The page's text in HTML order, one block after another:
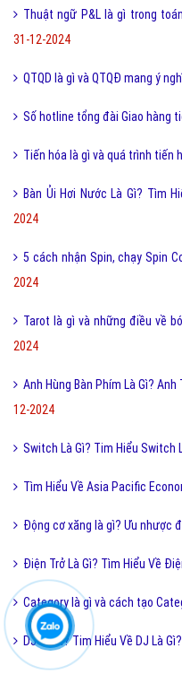
Thuật ngữ P&L là gì trong
31-12-2024
QTQD là gì và QTQĐ mang ý
Số hotline tổng đài Giao hàng
Tiến hóa là gì và quá trình tiến
Bàn Ủi Hơi Nước Là Gì? Tìm
2024
5 cách nhận Spin, chạy Spin
2024
Tarot là gì và những điều về
2024
Anh Hùng Bàn Phím Là Gì?
12-2024
Switch Là Gì? Tim Hiểu Switch
Tìm Hiểu Về Asia Pacific
Động cơ xăng là gì? Ưu nhược
Điện Trở Là Gì? Tìm Hiểu Về
Category là gì và cách tạo
DJ Là Gì? Tim Hiểu Về DJ Là Gì?